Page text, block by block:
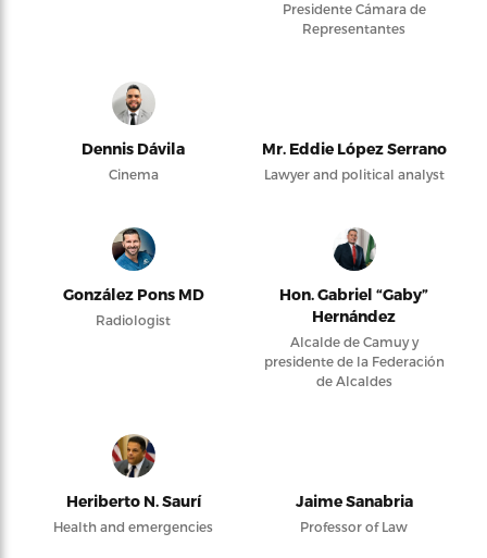
Presidente Cámara de
Representantes
Dennis Dávila
Cinema
Mr. Eddie López Serrano
Lawyer and political analyst
González Pons MD
Radiologist
Hon. Gabriel “Gaby”
Hernández
Alcalde de Camuy y
presidente de la Federación
de Alcaldes
Heriberto N. Saurí
Health and emergencies
Jaime Sanabria
Professor of Law